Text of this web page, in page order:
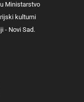
Ministarstvo
kulturni
- Novi Sad.